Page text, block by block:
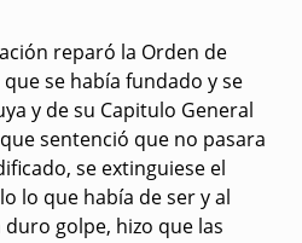
reparó la Orden de
se había fundado y se
y de su Capitulo General
sentenció que no pasara
se extinguiese el
lo que había de ser y al
golpe, hizo que las